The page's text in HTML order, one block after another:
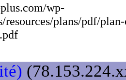
wp-
resources/plans/pdf/